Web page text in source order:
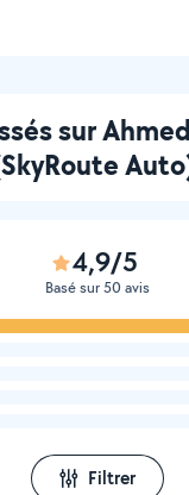
sur
4,9/5
Basé sur 50 avis
Filtrer